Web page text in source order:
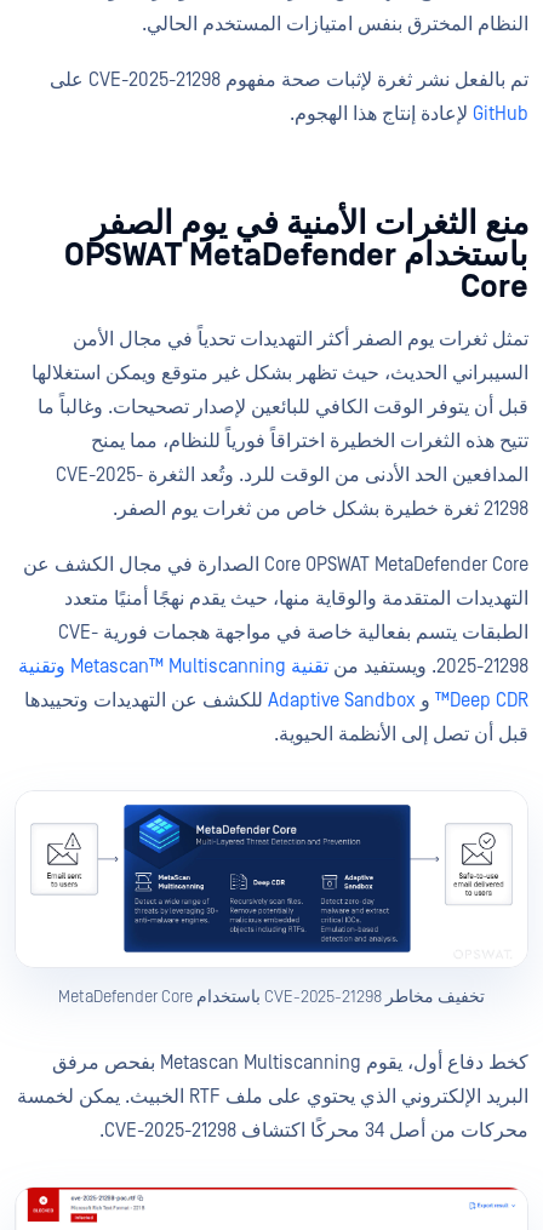
النظام المخترق بنفس امتيازات المستخدم الحالي.
تم بالفعل نشر ثغرة لإثبات صحة مفهوم CVE-2025-21298 على
GitHub لإعادة إنتاج هذا الهجوم.
منع الثغرات الأمنية في يوم الصفر
باستخدام OPSWAT MetaDefender
Core
تمثل ثغرات يوم الصفر أكثر التهديدات تحدياً في مجال الأمن
السيبراني الحديث، حيث تظهر بشكل غير متوقع ويمكن استغلالها
قبل أن يتوفر الوقت الكافي للبائعين لإصدار تصحيحات. وغالباً ما
تتيح هذه الثغرات الخطيرة اختراقاً فورياً للنظام، مما يمنح
المدافعين الحد الأدنى من الوقت للرد. وتُعد الثغرة CVE-2025-
21298 ثغرة خطيرة بشكل خاص من ثغرات يوم الصفر.
Core OPSWAT MetaDefender Core الصدارة في مجال الكشف عن
التهديدات المتقدمة والوقاية منها، حيث يقدم نهجًا أمنيًا متعدد
الطبقات يتسم بفعالية خاصة في مواجهة هجمات فورية CVE-
2025-21298. ويستفيد من
تقنية Metascan™ Multiscanning وتقنية
Deep CDR™
و Adaptive Sandbox للكشف عن التهديدات وتحييدها
قبل أن تصل إلى الأنظمة الحيوية.
تخفيف مخاطر CVE-2025-21298 باستخدام MetaDefender Core
كخط دفاع أول، يقوم Metascan Multiscanning بفحص مرفق
البريد الإلكتروني الذي يحتوي على ملف RTF الخبيث. يمكن لخمسة
محركات من أصل 34 محركًا اكتشاف CVE-2025-21298.